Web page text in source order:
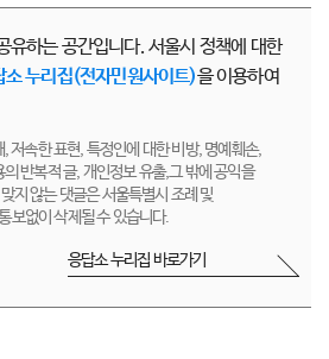
유하는 공간입니다. 서울시 정책에 대한
소 누리집(전자민원사이트)을 이용하여
저속한 표현, 특정인에 대한 비방, 명예훼손,
반복적 글, 개인정보 유출,그 밖에 공익을
지 않는 댓글은 서울특별시 조례 및
보없이 삭제될 수 있습니다.
응답소 누리집 바로가기